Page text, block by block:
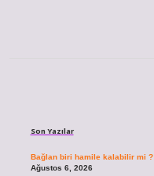
Son Yazılar
Bağlan biri hamile kalabilir mi ?
Ağustos 6, 2026